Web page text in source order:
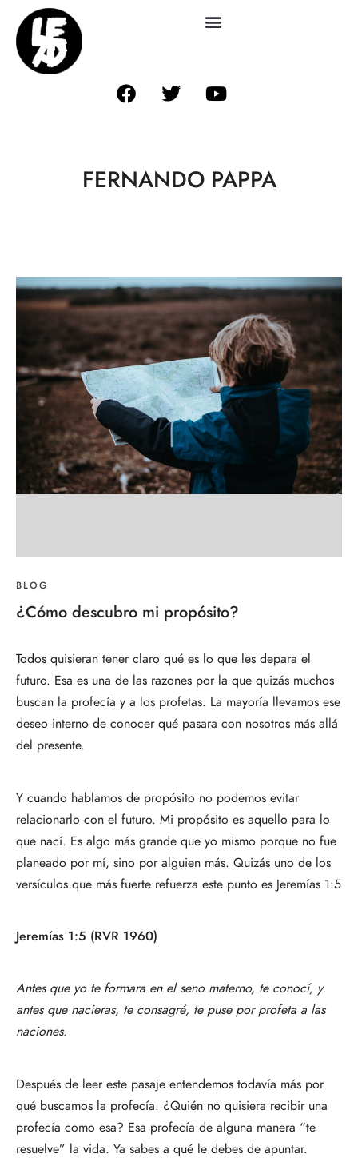
FERNANDO PAPPA
BLOG
¿Cómo descubro mi propósito?
Todos quisieran tener claro qué es lo que les depara el
futuro. Esa es una de las razones por la que quizás muchos
buscan la profecía y a los profetas. La mayoría llevamos ese
deseo interno de conocer qué pasara con nosotros más allá
del presente.
Y cuando hablamos de propósito no podemos evitar
relacionarlo con el futuro. Mi propósito es aquello para lo
que nací. Es algo más grande que yo mismo porque no fue
planeado por mí, sino por alguien más. Quizás uno de los
versículos que más fuerte refuerza este punto es Jeremías 1:5
Jeremías 1:5 (RVR 1960)
Antes que yo te formara en el seno materno, te conocí, y
antes que nacieras, te consagré, te puse por profeta a las
naciones.
Después de leer este pasaje entendemos todavía más por
qué buscamos la profecía. ¿Quién no quisiera recibir una
profecía como esa? Esa profecía de alguna manera “te
resuelve” la vida. Ya sabes a qué le debes de apuntar.